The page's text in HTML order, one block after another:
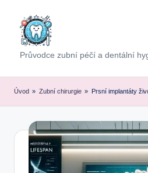
contentPrůvodce zubní péčí a dentální
Úvod » Zubní chirurgie » Prsní implantáty